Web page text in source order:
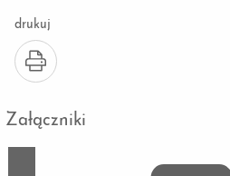
drukuj
Załączniki